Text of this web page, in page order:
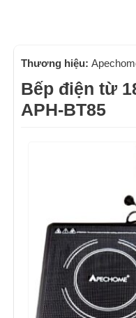
Thương hiệu:
Bếp điện từ
APH-BT85